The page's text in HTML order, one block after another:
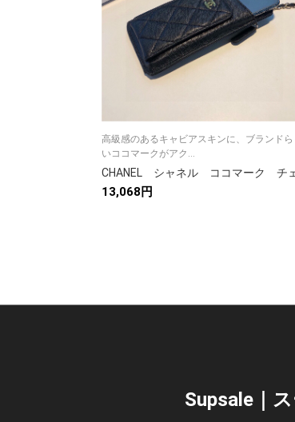
高級感のあるキャビアスキンに、ブランドら
いココマークがアク...
13,068円
Supsale｜